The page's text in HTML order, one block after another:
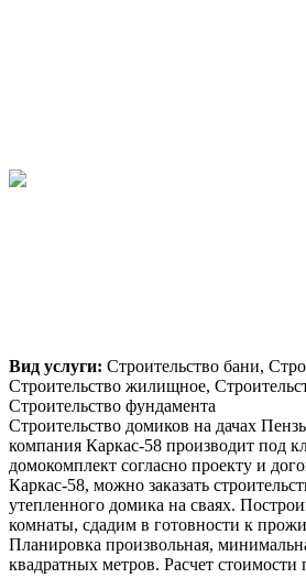
Вид услуги: Строительство бани,
Строительство жилищное,
Строительство фундамента
Строительство домиков на дачах
компания Каркас-58 производит под
домокомплект согласно проекту и
Каркас-58, можно заказать
утепленного домика на сваях.
комнаты, сдадим в готовности к
Планировка произвольная,
квадратных метров. Расчет стоимости